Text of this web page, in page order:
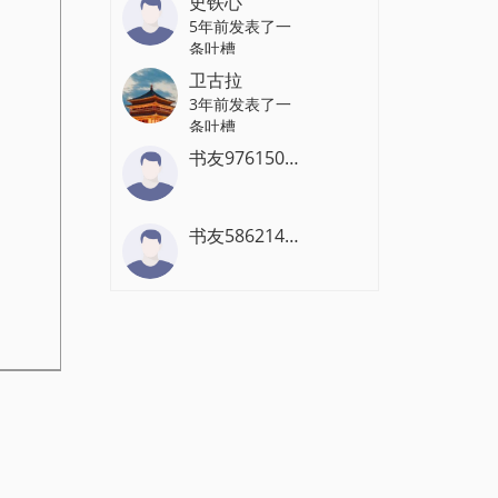
5年前发表了一
条吐槽
卫古拉
3年前发表了一
条吐槽
书友9761509691
书友5862141857